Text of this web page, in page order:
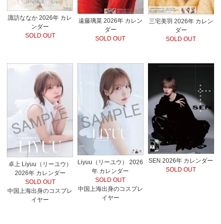
諏訪ななか 2026年 カレ
ンダー
SOLD OUT
遠藤璃菜 2026年 カレン
ダー
SOLD OUT
三宅美羽 2026年 カレン
ダー
SOLD OUT
卓上 Liyuu（リーユウ）
2026年 カレンダー
SOLD OUT
中国上海出身のコスプレ
イヤー
Liyuu（リーユウ） 2026
年 カレンダー
SOLD OUT
中国上海出身のコスプレ
イヤー
SEN 2026年 カレンダー
SOLD OUT